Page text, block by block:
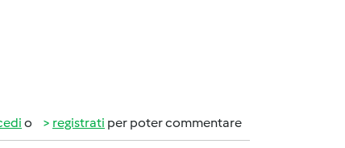
o registrati per poter commentare